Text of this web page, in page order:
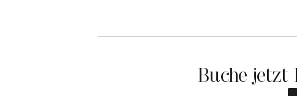
Buche jetzt